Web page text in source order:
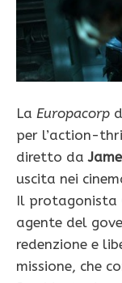
La Europacorp
per l’action-
diretto da
uscita nei
Il protagonista
agente del
redenzione e
missione, che